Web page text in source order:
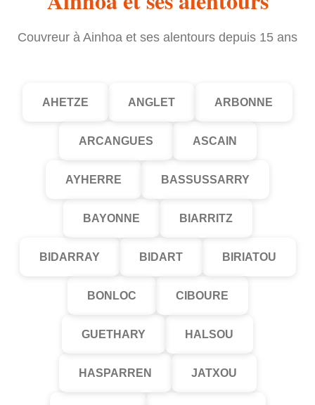
Couvreur à Ainhoa et ses alentours depuis 15 ans
AHETZE ANGLET ARBONNE
ARCANGUES ASCAIN
AYHERRE BASSUSSARRY
BAYONNE BIARRITZ
BIDARRAY BIDART BIRIATOU
BONLOC CIBOURE
GUETHARY HALSOU
HASPARREN JATXOU